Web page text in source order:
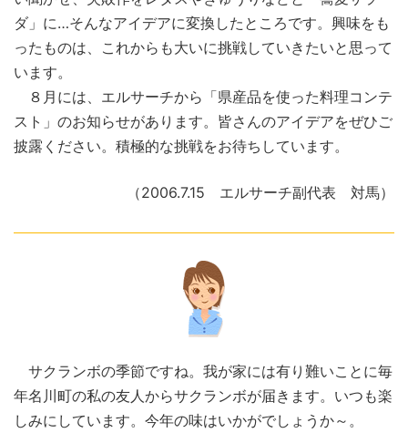
ダ」に…そんなアイデアに変換したところです。興味をも
ったものは、これからも大いに挑戦していきたいと思って
います。
８月には、エルサーチから「県産品を使った料理コンテ
スト」のお知らせがあります。皆さんのアイデアをぜひご
披露ください。積極的な挑戦をお待ちしています。
（2006.7.15 エルサーチ副代表 対馬）
サクランボの季節ですね。我が家には有り難いことに毎
年名川町の私の友人からサクランボが届きます。いつも楽
しみにしています。今年の味はいかがでしょうか～。